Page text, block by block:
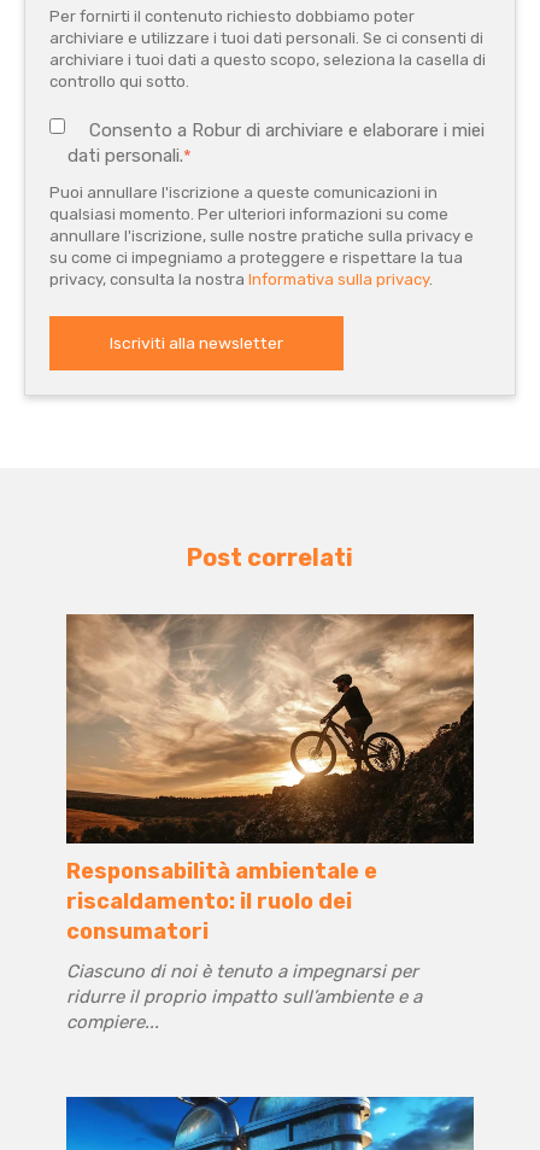
Per fornirti il contenuto richiesto dobbiamo poter
archiviare e utilizzare i tuoi dati personali. Se ci consenti di
archiviare i tuoi dati a questo scopo, seleziona la casella di
controllo qui sotto.
Consento a Robur di archiviare e elaborare i miei
dati personali.*
Puoi annullare l'iscrizione a queste comunicazioni in
qualsiasi momento. Per ulteriori informazioni su come
annullare l'iscrizione, sulle nostre pratiche sulla privacy e
su come ci impegniamo a proteggere e rispettare la tua
privacy, consulta la nostra Informativa sulla privacy.
Post correlati
Responsabilità ambientale e
riscaldamento: il ruolo dei
consumatori
Ciascuno di noi è tenuto a impegnarsi per
ridurre il proprio impatto sull’ambiente e a
compiere...